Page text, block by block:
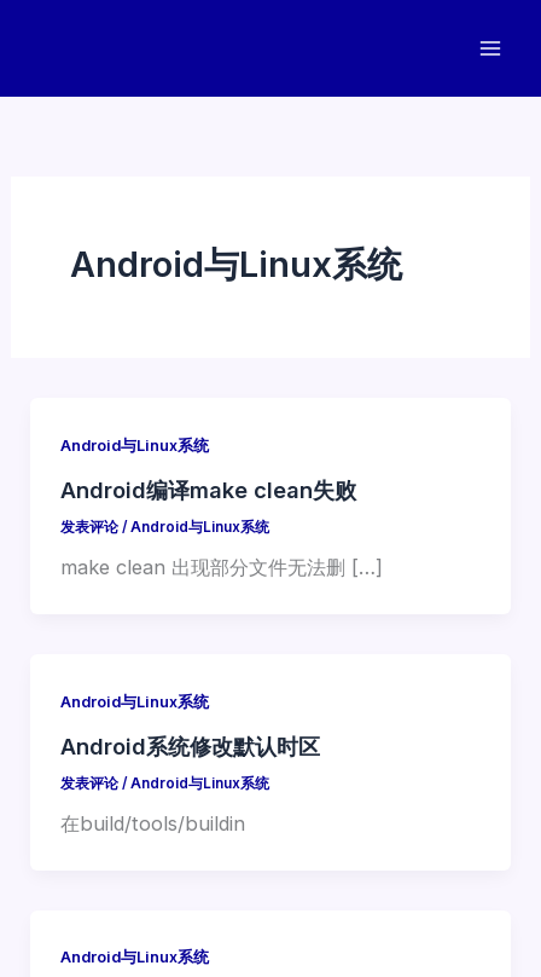
Android与Linux系统
Android与Linux系统
Android编译make clean失败
发表评论 /Android与Linux系统
make clean 出现部分文件无法删 […]
Android与Linux系统
Android系统修改默认时区
发表评论 /Android与Linux系统
在build/tools/buildin
Android与Linux系统